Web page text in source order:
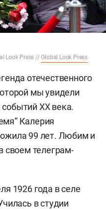
Look Press //Global Look Press
отечественного
мы увидели
XX века.
“ Калерия
99 лет. Любим и
своем телеграм-
1926 года в селе
в студии